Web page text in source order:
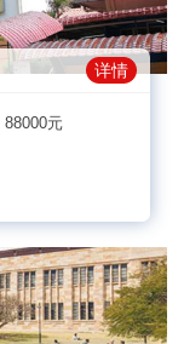
详情
88000元